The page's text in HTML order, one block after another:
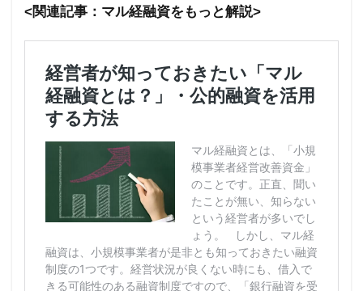
<関連記事：マル経融資をもっと解説>